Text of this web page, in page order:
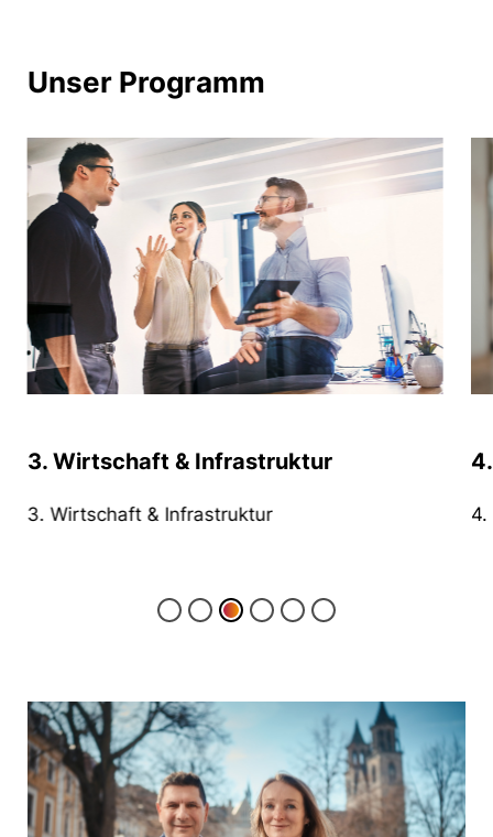
Unser Programm
3. Wirtschaft & Infrastruktur
3. Wirtschaft & Infrastruktur 4.